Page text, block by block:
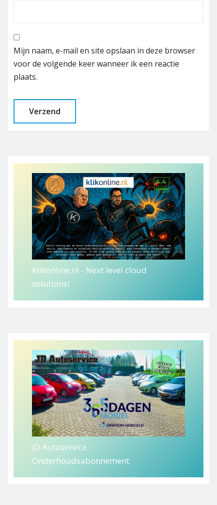
Mijn naam, e-mail en site opslaan in deze browser
voor de volgende keer wanneer ik een reactie
plaats.
Klikonline.nl - Next level cloud
solutions!
JD Autoservice -
Onderhoudsabonnement